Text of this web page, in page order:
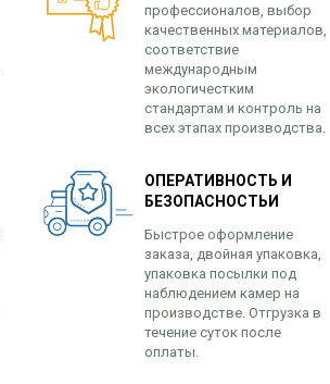
профессионалов, выбор
качественных материалов,
соответствие
международным
экологичестким
стандартам и контроль на
всех этапах производства.
ОПЕРАТИВНОСТЬ И
БЕЗОПАСНОСТЬИ
Быстрое оформление
заказа, двойная упаковка,
упаковка посылки под
наблюдением камер на
производстве. Отгрузка в
течение суток после
оплаты.